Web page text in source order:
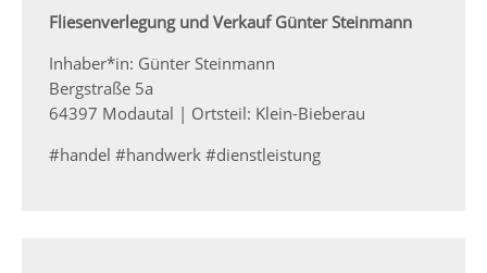
Fliesenverlegung und Verkauf Günter Steinmann
Inhaber*in: Günter Steinmann
Bergstraße 5a
64397 Modautal | Ortsteil: Klein-Bieberau
#handel #handwerk #dienstleistung